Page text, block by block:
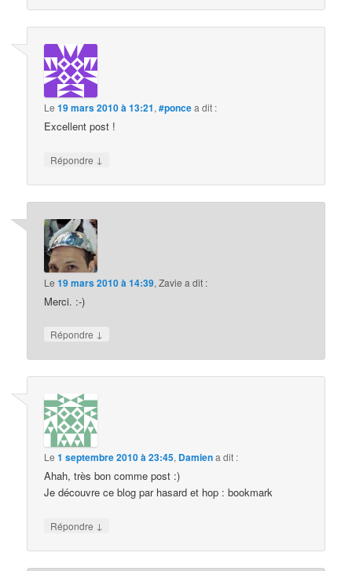
Le19 mars 2010 à 13:21,#poncea dit :
Excellent post !
Répondre ↓
Le19 mars 2010 à 14:39,Zavie a dit :
Merci. :-)
Répondre ↓
Le1 septembre 2010 à 23:45, Damiena dit :
Ahah, très bon comme post :)
Je découvre ce blog par hasard et hop : bookmark
Répondre ↓